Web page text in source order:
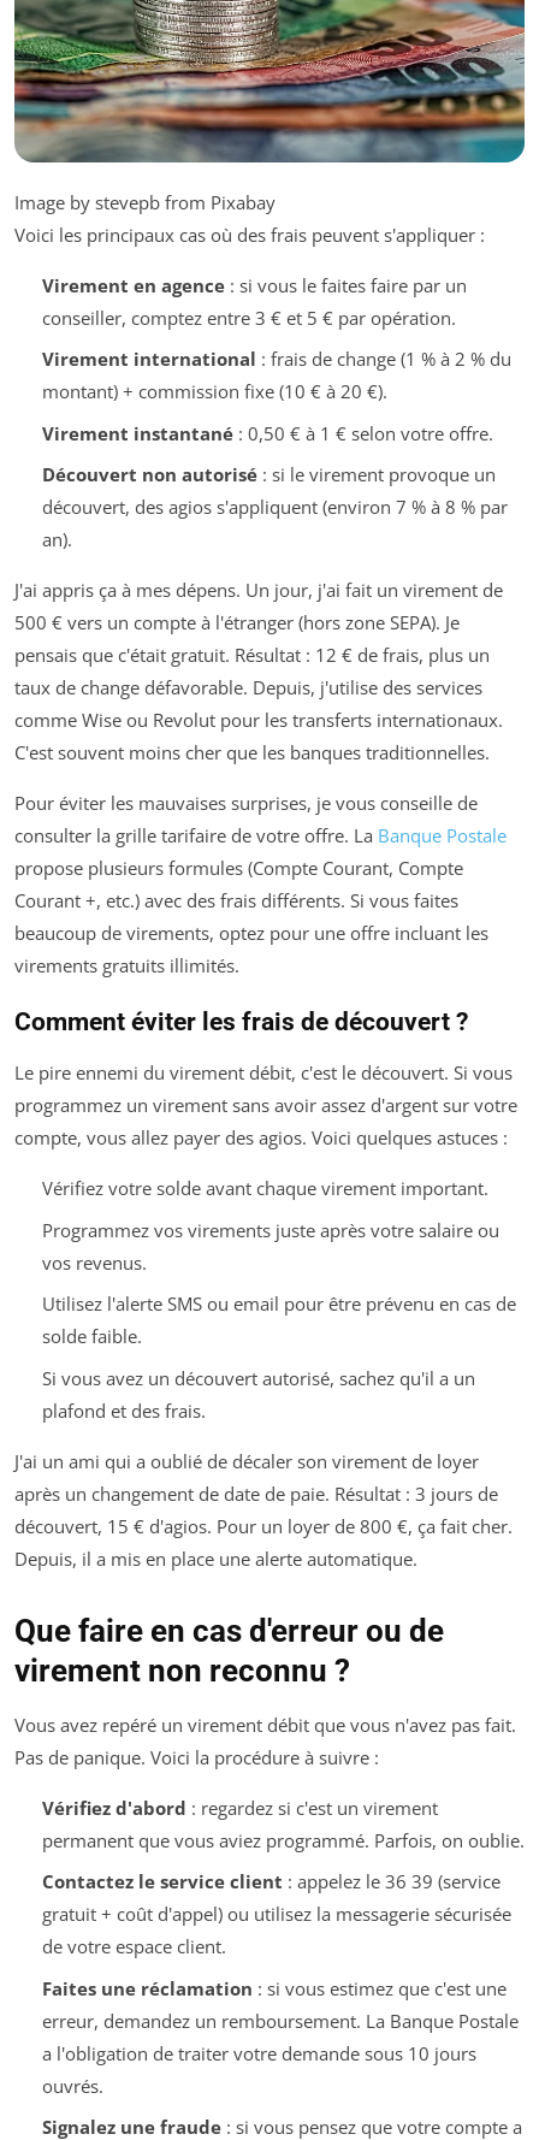
Image by stevepb from Pixabay
Voici les principaux cas où des frais peuvent s'appliquer :
Virement en agence: si vous le faites faire par un
conseiller, comptez entre 3 € et 5 € par opération.
Virement international : frais de change (1 % à 2 % du
montant) + commission fixe (10 € à 20 €).
Virement instantané: 0,50 € à 1 € selon votre offre.
Découvert non autorisé: si le virement provoque un
découvert, des agios s'appliquent (environ 7 % à 8 % par
an).
J'ai appris ça à mes dépens. Un jour, j'ai fait un virement de
500 € vers un compte à l'étranger (hors zone SEPA). Je
pensais que c'était gratuit. Résultat : 12 € de frais, plus un
taux de change défavorable. Depuis, j'utilise des services
comme Wise ou Revolut pour les transferts internationaux.
C'est souvent moins cher que les banques traditionnelles.
Pour éviter les mauvaises surprises, je vous conseille de
consulter la grille tarifaire de votre offre. La Banque Postale
propose plusieurs formules (Compte Courant, Compte
Courant +, etc.) avec des frais différents. Si vous faites
beaucoup de virements, optez pour une offre incluant les
virements gratuits illimités.
Comment éviter les frais de découvert ?
Le pire ennemi du virement débit, c'est le découvert. Si vous
programmez un virement sans avoir assez d'argent sur votre
compte, vous allez payer des agios. Voici quelques astuces :
Vérifiez votre solde avant chaque virement important.
Programmez vos virements juste après votre salaire ou
vos revenus.
Utilisez l'alerte SMS ou email pour être prévenu en cas de
solde faible.
Si vous avez un découvert autorisé, sachez qu'il a un
plafond et des frais.
J'ai un ami qui a oublié de décaler son virement de loyer
après un changement de date de paie. Résultat : 3 jours de
découvert, 15 € d'agios. Pour un loyer de 800 €, ça fait cher.
Depuis, il a mis en place une alerte automatique.
Que faire en cas d'erreur ou de
virement non reconnu ?
Vous avez repéré un virement débit que vous n'avez pas fait.
Pas de panique. Voici la procédure à suivre :
Vérifiez d'abord : regardez si c'est un virement
permanent que vous aviez programmé. Parfois, on oublie.
Contactez le service client : appelez le 36 39 (service
gratuit + coût d'appel) ou utilisez la messagerie sécurisée
de votre espace client.
Faites une réclamation : si vous estimez que c'est une
erreur, demandez un remboursement. La Banque Postale
a l'obligation de traiter votre demande sous 10 jours
ouvrés.
Signalez une fraude: si vous pensez que votre compte a